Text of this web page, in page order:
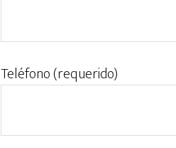
Teléfono (requerido)